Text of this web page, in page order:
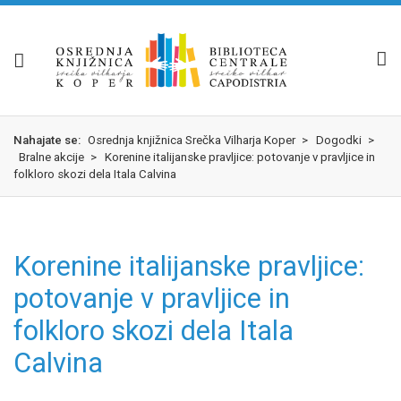
Skok
vsebino
izjava
dostopnosti
Nahajate se: Osrednja knjižnica Srečka Vilharja Koper > Dogodki >
Bralne akcije > Korenine italijanske pravljice: potovanje v pravljice in
folkloro skozi dela Itala Calvina
Korenine italijanske pravljice:
potovanje v pravljice in
folkloro skozi dela Itala
Calvina